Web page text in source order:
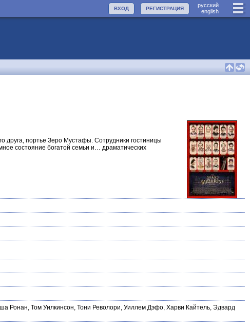
руccкий
english
РЕГИСТРАЦИЯ
ВХОД
друга, портье Зеро Мустафы. Сотрудники гостиницы
состояние богатой семьи и… драматических
Ронан, Том Уилкинсон, Тони Револори, Уиллем Дэфо, Харви Кайтель, Эдвард